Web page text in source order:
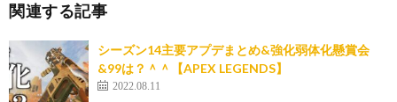
関連する記事
シーズン14主要アプデまとめ&強化弱体化懸賞会
&99は？＾＾【APEX LEGENDS】
2022.08.11